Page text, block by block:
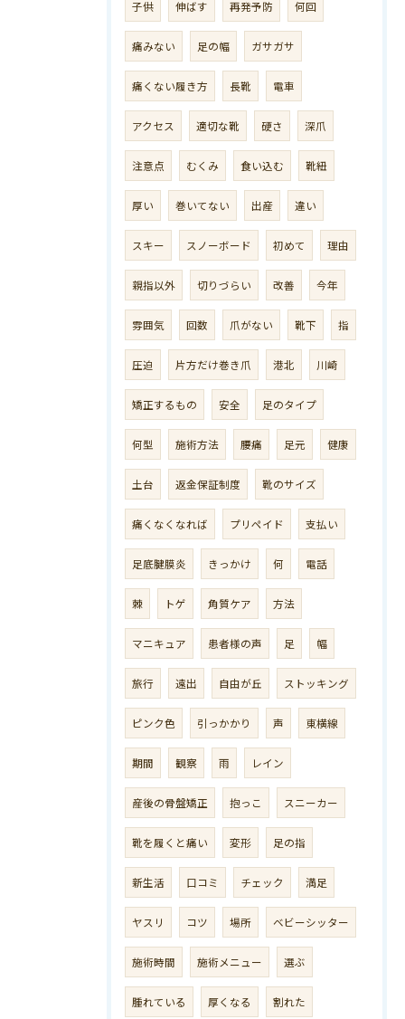
子供 伸ばす 再発予防 何回
痛みない 足の幅 ガサガサ
痛くない履き方 長靴 電車
アクセス 適切な靴 硬さ 深爪
注意点 むくみ 食い込む 靴紐
厚い 巻いてない 出産 違い
スキー スノーボード 初めて 理由
親指以外 切りづらい 改善 今年
雰囲気 回数 爪がない 靴下 指
圧迫 片方だけ巻き爪 港北 川崎
矯正するもの 安全 足のタイプ
何型 施術方法 腰痛 足元 健康
土台 返金保証制度 靴のサイズ
痛くなくなれば プリペイド 支払い
足底腱膜炎 きっかけ 何 電話
棘 トゲ 角質ケア 方法
マニキュア 患者様の声 足 幅
旅行 遠出 自由が丘 ストッキング
ピンク色 引っかかり 声 東横線
期間 観察 雨 レイン
産後の骨盤矯正 抱っこ スニーカー
靴を履くと痛い 変形 足の指
新生活 口コミ チェック 満足
ヤスリ コツ 場所 ベビーシッター
施術時間 施術メニュー 選ぶ
腫れている 厚くなる 割れた